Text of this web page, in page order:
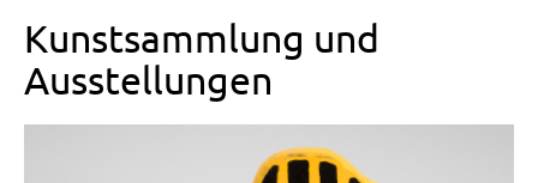
Kunstsammlung und
Ausstellungen